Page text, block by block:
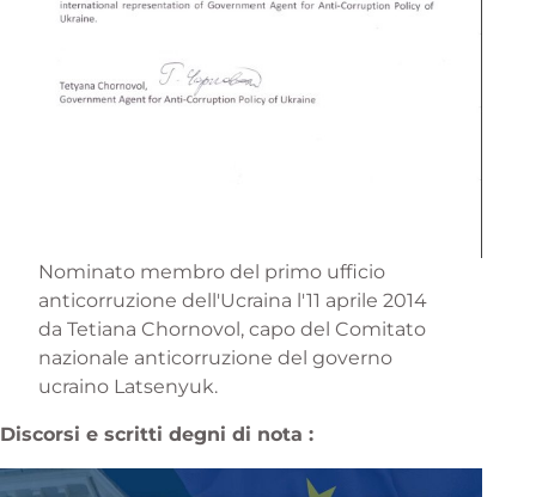
Nominato membro del primo ufficio
anticorruzione dell'Ucraina l'11 aprile 2014
da Tetiana Chornovol, capo del Comitato
nazionale anticorruzione del governo
ucraino Latsenyuk.
Discorsi e scritti degni di nota :